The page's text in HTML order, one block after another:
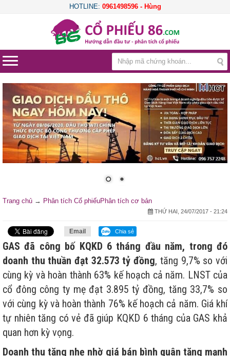
HOTLINE: 0961498596 - Hùng
Trang chủ → Phân tích Cổ phiếuPhân tích cơ bản
THỨ HAI, 24/07/2017 - 21:24
Email Chia sẻ
GAS đã công bố KQKD 6 tháng đầu năm, trong đó
doanh thu thuần đạt 32.573 tỷ đồng, tăng 9,7% so với
cùng kỳ và hoàn thành 63% kế hoạch cả năm. LNST của
cổ đông công ty mẹ đạt 3.895 tỷ đồng, tăng 33,7% so
với cùng kỳ và hoàn thành 76% kế hoạch cả năm. Giá khí
tự nhiên tăng có vẻ đã giúp KQKD 6 tháng của GAS khả
quan hơn kỳ vọng.
Doanh thu tăng nhẹ nhờ giá bán bình quân tăng mạnh